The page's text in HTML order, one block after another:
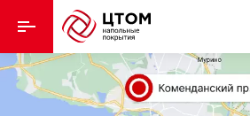
Назад
Кварцвиниловая плитка